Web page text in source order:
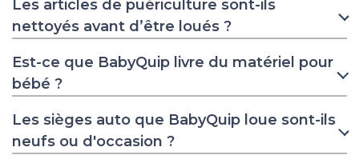
Les articles de puériculture sont-ils
nettoyés avant d’être loués ?
Est-ce que BabyQuip livre du matériel pour
bébé ?
Les sièges auto que BabyQuip loue sont-ils
neufs ou d'occasion ?